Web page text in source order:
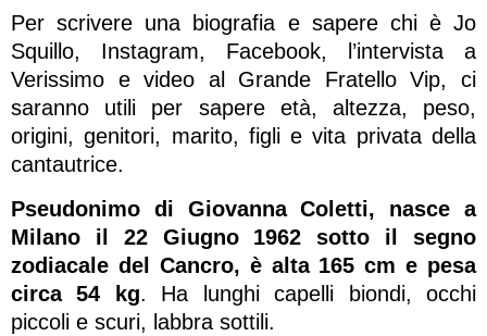
Per scrivere una biografia e sapere chi è Jo
Squillo, Instagram, Facebook, l’intervista a
Verissimo e video al Grande Fratello Vip, ci
saranno utili per sapere età, altezza, peso,
origini, genitori, marito, figli e vita privata della
cantautrice.
Pseudonimo di Giovanna Coletti, nasce a
Milano il 22 Giugno 1962 sotto il segno
zodiacale del Cancro, è alta 165 cm e pesa
circa 54 kg. Ha lunghi capelli biondi, occhi
piccoli e scuri, labbra sottili.